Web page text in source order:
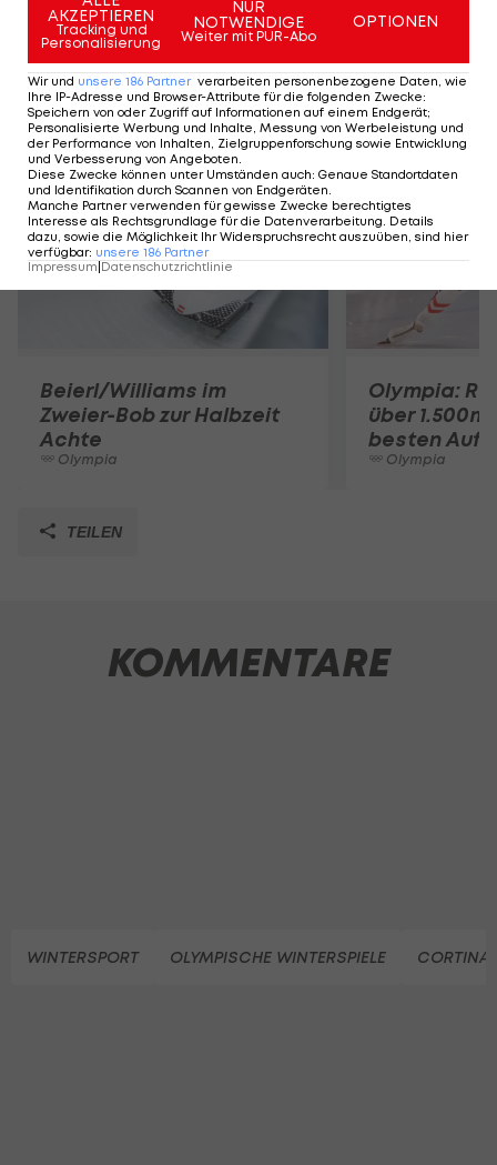
Zeitplan - alle Bewerbe>>>
ÖOC-Historie - alle Olympia-Medaillen>>>
Mehr zum Thema
Beierl/Williams im
Zweier-Bob zur Halbzeit
Achte
Olympia
Olympia:
über 1.500m
besten
Olympia
TEILEN
KOMMENTARE
WINTERSPORT OLYMPISCHE WINTERSPIELE CORTINA
AKZEPTIEREN
Tracking und
Personalisierung
NUR
NOTWENDIGE
Weiter mit PUR-Abo
OPTIONEN
Wir und unsere 186 Partner verarbeiten personenbezogene Daten, wie
Ihre IP-Adresse und Browser-Attribute für die folgenden Zwecke:
Speichern von oder Zugriff auf Informationen auf einem Endgerät;
Personalisierte Werbung und Inhalte, Messung von Werbeleistung und
der Performance von Inhalten, Zielgruppenforschung sowie Entwicklung
und Verbesserung von Angeboten.
Diese Zwecke können unter Umständen auch: Genaue Standortdaten
und Identifikation durch Scannen von Endgeräten.
Manche Partner verwenden für gewisse Zwecke berechtigtes
Interesse als Rechtsgrundlage für die Datenverarbeitung. Details
dazu, sowie die Möglichkeit Ihr Widerspruchsrecht auszuüben, sind hier
verfügbar: unsere 186 Partner
Impressum Datenschutzrichtlinie